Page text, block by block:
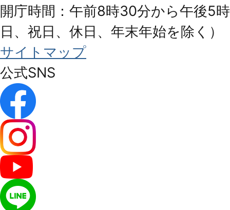
開庁時間：午前8時30分から午後5
日、祝日、休日、年末年始を除く）
サイトマップ
公式SNS